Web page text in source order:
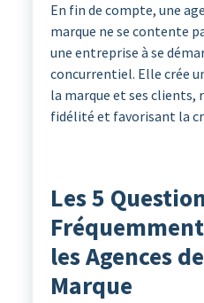
En fin de compte, une
marque ne se contente
une entreprise à se
concurrentiel. Elle crée
la marque et ses clients,
fidélité et favorisant la
Les 5
les Agences
Marque